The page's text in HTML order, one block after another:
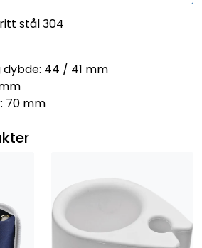
stål 304
44 / 41 mm
70 mm